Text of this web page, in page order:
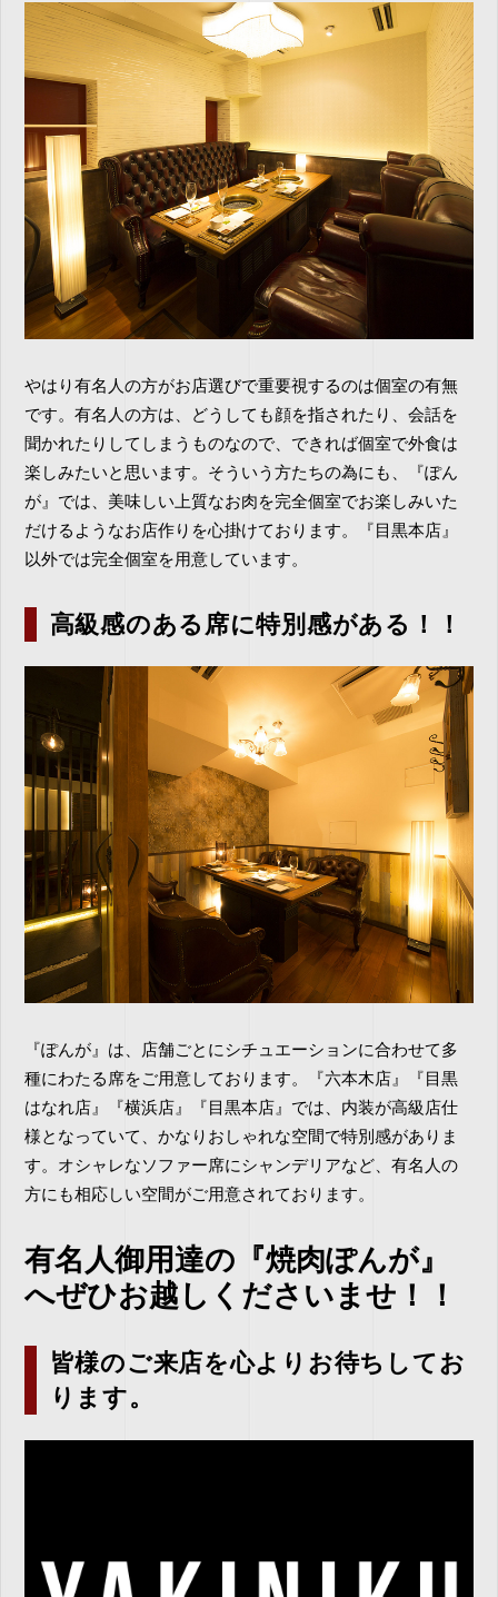
やはり有名人の方がお店選びで重要視するのは個室の有無
です。有名人の方は、どうしても顔を指されたり、会話を
聞かれたりしてしまうものなので、できれば個室で外食は
楽しみたいと思います。そういう方たちの為にも、『ぽん
が』では、美味しい上質なお肉を完全個室でお楽しみいた
だけるようなお店作りを心掛けております。『目黒本店』
以外では完全個室を用意しています。
高級感のある席に特別感がある！！
『ぽんが』は、店舗ごとにシチュエーションに合わせて多
種にわたる席をご用意しております。『六本木店』『目黒
はなれ店』『横浜店』『目黒本店』では、内装が高級店仕
様となっていて、かなりおしゃれな空間で特別感がありま
す。オシャレなソファー席にシャンデリアなど、有名人の
方にも相応しい空間がご用意されております。
有名人御用達の『焼肉ぽんが』
へぜひお越しくださいませ！！
皆様のご来店を心よりお待ちしてお
ります。